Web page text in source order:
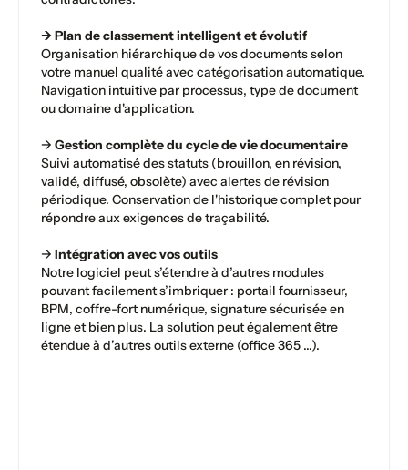
→ Plan de classement intelligent et évolutif
Organisation hiérarchique de vos documents selon
votre manuel qualité avec catégorisation automatique.
Navigation intuitive par processus, type de document
ou domaine d'application.
→ Gestion complète du cycle de vie documentaire
Suivi automatisé des statuts (brouillon, en révision,
validé, diffusé, obsolète) avec alertes de révision
périodique. Conservation de l'historique complet pour
répondre aux exigences de traçabilité.
→ Intégration avec vos outils
Notre logiciel peut s’étendre à d’autres modules
pouvant facilement s’imbriquer : portail fournisseur,
BPM, coffre-fort numérique, signature sécurisée en
ligne et bien plus. La solution peut également être
étendue à d’autres outils externe (office 365 ...).